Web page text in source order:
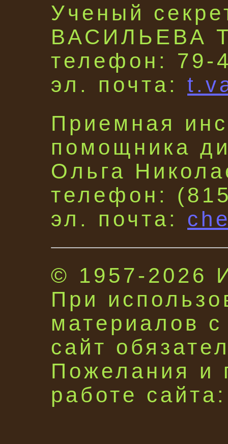
Ученый
ВАСИЛЬЕВА
телефон: 79-
эл. почта:
Приемная
помощника
Ольга
телефон:
эл. почта:
© 1957-
При
материалов
сайт
Пожелания и
работе